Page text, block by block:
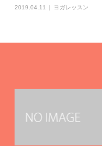
2019.04.11 ヨガレッスン